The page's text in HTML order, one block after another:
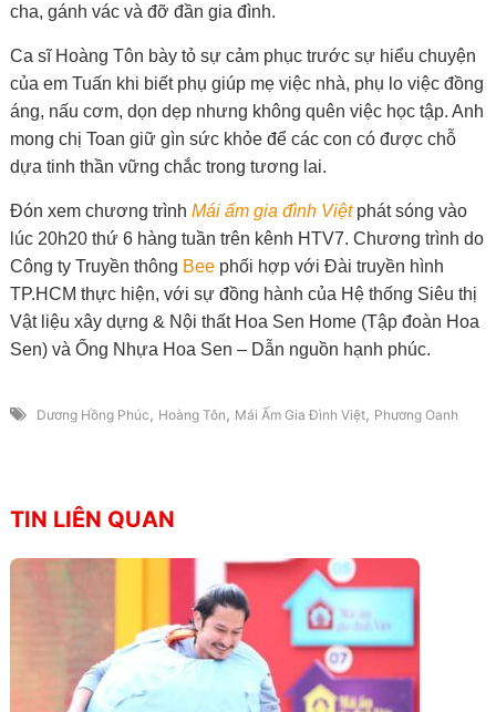
cha, gánh vác và đỡ đần gia đình.
Ca sĩ Hoàng Tôn bày tỏ sự cảm phục trước sự hiểu chuyện
của em Tuấn khi biết phụ giúp mẹ việc nhà, phụ lo việc đồng
áng, nấu cơm, dọn dẹp nhưng không quên việc học tập. Anh
mong chị Toan giữ gìn sức khỏe để các con có được chỗ
dựa tinh thần vững chắc trong tương lai.
Đón xem chương trình Mái ấm gia đình Việtphát sóng vào
lúc 20h20 thứ 6 hàng tuần trên kênh HTV7. Chương trình do
Công ty Truyền thông Beephối hợp với Đài truyền hình
TP.HCM thực hiện, với sự đồng hành của Hệ thống Siêu thị
Vật liệu xây dựng & Nội thất Hoa Sen Home (Tập đoàn Hoa
Sen) và Ống Nhựa Hoa Sen – Dẫn nguồn hạnh phúc.
Dương Hồng Phúc , Hoàng Tôn , Mái Ấm Gia Đình Việt, Phương Oanh
TIN LIÊN QUAN